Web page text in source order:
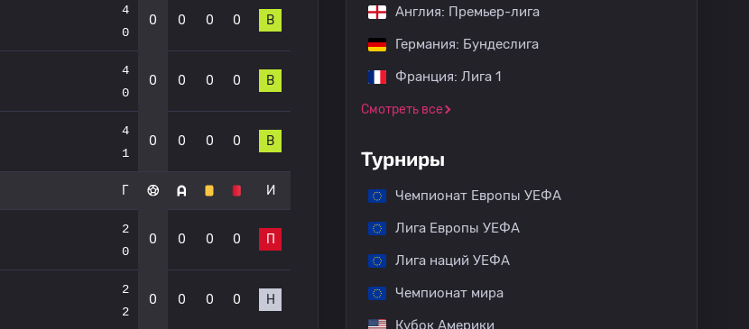
4
0
0 0 0 0 В
4
0
0 0 0 0 В
4
1
0 0 0 0 В
Г И
2
0
0 0 0 0 П
2
2
0 0 0 0 Н
Англия: Премьер-лига
Германия: Бундеслига
Франция: Лига 1
Смотреть все
Турниры
Чемпионат Европы УЕФА
Лига Европы УЕФА
Лига наций УЕФА
Чемпионат мира
Кубок Америки